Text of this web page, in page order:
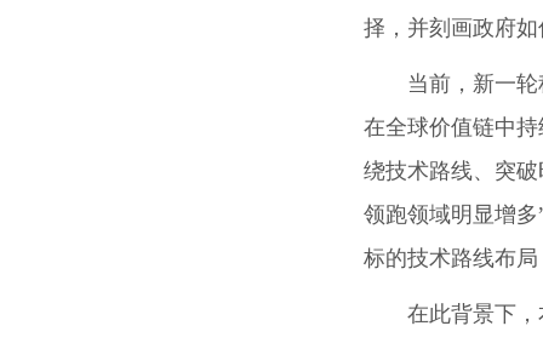
择，并刻画政府
当前，新一
在全球价值链中
绕技术路线、突
领跑领域明显增
标的技术路线布
在此背景下